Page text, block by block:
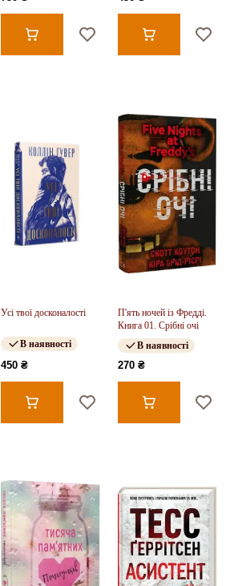
Усі твої досконалості
В наявності
450 ₴
П'ять ночей із Фредді.
Книга 01. Срібні очі
В наявності
270 ₴